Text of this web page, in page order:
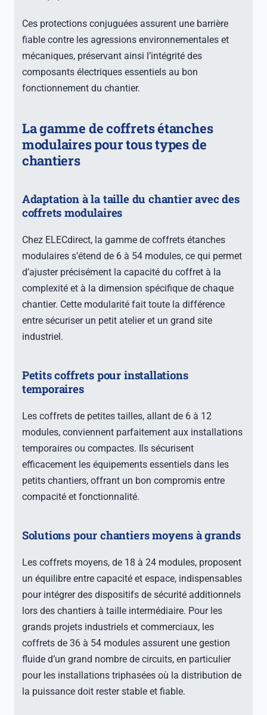
Ces protections conjuguées assurent une barrière
fiable contre les agressions environnementales et
mécaniques, préservant ainsi l’intégrité des
composants électriques essentiels au bon
fonctionnement du chantier.
La gamme de coffrets étanches
modulaires pour tous types de
chantiers
Adaptation à la taille du chantier avec des
coffrets modulaires
Chez ELECdirect, la gamme de coffrets étanches
modulaires s’étend de 6 à 54 modules, ce qui permet
d’ajuster précisément la capacité du coffret à la
complexité et à la dimension spécifique de chaque
chantier. Cette modularité fait toute la différence
entre sécuriser un petit atelier et un grand site
industriel.
Petits coffrets pour installations
temporaires
Les coffrets de petites tailles, allant de 6 à 12
modules, conviennent parfaitement aux installations
temporaires ou compactes. Ils sécurisent
efficacement les équipements essentiels dans les
petits chantiers, offrant un bon compromis entre
compacité et fonctionnalité.
Solutions pour chantiers moyens à grands
Les coffrets moyens, de 18 à 24 modules, proposent
un équilibre entre capacité et espace, indispensables
pour intégrer des dispositifs de sécurité additionnels
lors des chantiers à taille intermédiaire. Pour les
grands projets industriels et commerciaux, les
coffrets de 36 à 54 modules assurent une gestion
fluide d’un grand nombre de circuits, en particulier
pour les installations triphasées où la distribution de
la puissance doit rester stable et fiable.